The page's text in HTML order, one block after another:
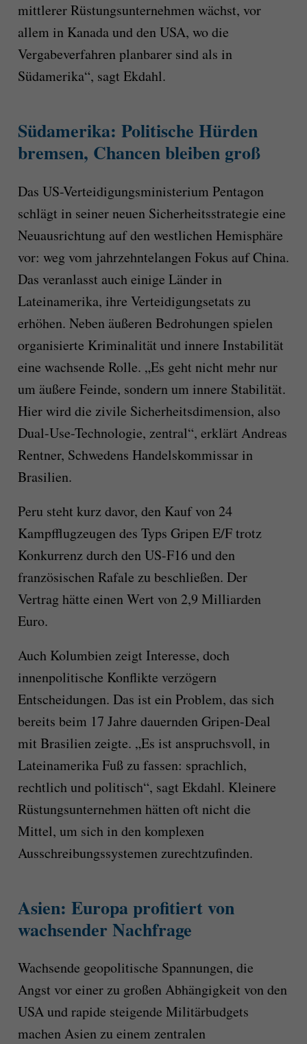
mittlerer Rüstungsunternehmen wächst, vor
allem in Kanada und den USA, wo die
Vergabeverfahren planbarer sind als in
Südamerika“, sagt Ekdahl.
Südamerika: Politische Hürden
bremsen, Chancen bleiben groß
Das US-Verteidigungsministerium Pentagon
schlägt in seiner neuen Sicherheitsstrategie eine
Neuausrichtung auf den westlichen Hemisphäre
vor: weg vom jahrzehntelangen Fokus auf China.
Das veranlasst auch einige Länder in
Lateinamerika, ihre Verteidigungsetats zu
erhöhen. Neben äußeren Bedrohungen spielen
organisierte Kriminalität und innere Instabilität
eine wachsende Rolle. „Es geht nicht mehr nur
um äußere Feinde, sondern um innere Stabilität.
Hier wird die zivile Sicherheitsdimension, also
Dual-Use-Technologie, zentral“, erklärt Andreas
Rentner, Schwedens Handelskommissar in
Brasilien.
Peru steht kurz davor, den Kauf von 24
Kampfflugzeugen des Typs Gripen E/F trotz
Konkurrenz durch den US-F16 und den
französischen Rafale zu beschließen. Der
Vertrag hätte einen Wert von 2,9 Milliarden
Euro.
Auch Kolumbien zeigt Interesse, doch
innenpolitische Konflikte verzögern
Entscheidungen. Das ist ein Problem, das sich
bereits beim 17 Jahre dauernden Gripen-Deal
mit Brasilien zeigte. „Es ist anspruchsvoll, in
Lateinamerika Fuß zu fassen: sprachlich,
rechtlich und politisch“, sagt Ekdahl. Kleinere
Rüstungsunternehmen hätten oft nicht die
Mittel, um sich in den komplexen
Ausschreibungssystemen zurechtzufinden.
Asien: Europa profitiert von
wachsender Nachfrage
Wachsende geopolitische Spannungen, die
Angst vor einer zu großen Abhängigkeit von den
USA und rapide steigende Militärbudgets
machen Asien zu einem zentralen